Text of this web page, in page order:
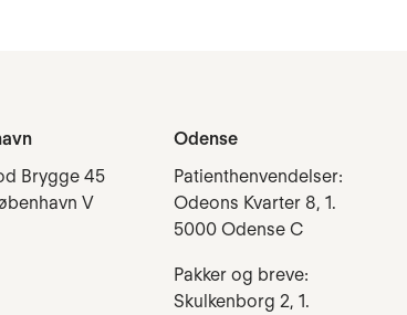
Brygge 45
V
Odense
Patienthenvendelser:
Odeons Kvarter 8, 1.
5000 Odense C
Pakker og breve:
Skulkenborg 2, 1.